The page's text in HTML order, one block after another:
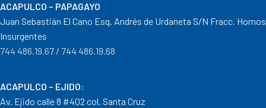
ACAPULCO – PAPAGAYO
Juan Sebastián El Cano Esq. Andrés de Urdaneta S/N Fracc. Hornos
Insurgentes
744 486.19.67 / 744 486.19.68
ACAPULCO – EJIDO:
Av. Ejido calle 8 #402 col. Santa Cruz